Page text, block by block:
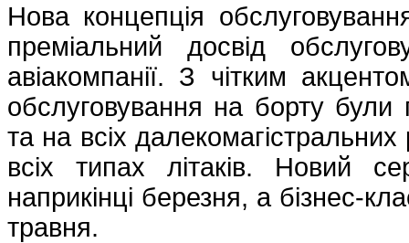
Нова концепція
преміальний досвід
авіакомпанії. З чітким
обслуговування на борту були
та на всіх
всіх типах літаків. Новий
наприкінці березня, а бізнес-
травня.